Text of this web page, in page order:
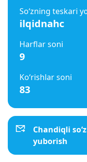
So‘zning teskari
ilqidnahc
Harflar soni
9
Ko‘rishlar soni
83
Chandiqli
yuborish